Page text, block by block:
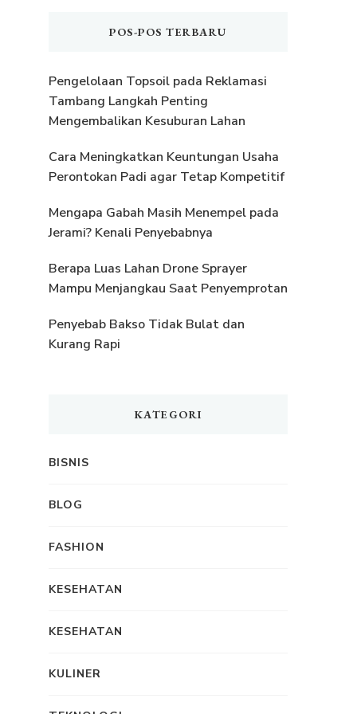
POS-POS TERBARU
Pengelolaan Topsoil pada Reklamasi
Tambang Langkah Penting
Mengembalikan Kesuburan Lahan
Cara Meningkatkan Keuntungan Usaha
Perontokan Padi agar Tetap Kompetitif
Mengapa Gabah Masih Menempel pada
Jerami? Kenali Penyebabnya
Berapa Luas Lahan Drone Sprayer
Mampu Menjangkau Saat Penyemprotan
Penyebab Bakso Tidak Bulat dan
Kurang Rapi
KATEGORI
BISNIS
BLOG
FASHION
KESEHATAN
KESEHATAN
KULINER